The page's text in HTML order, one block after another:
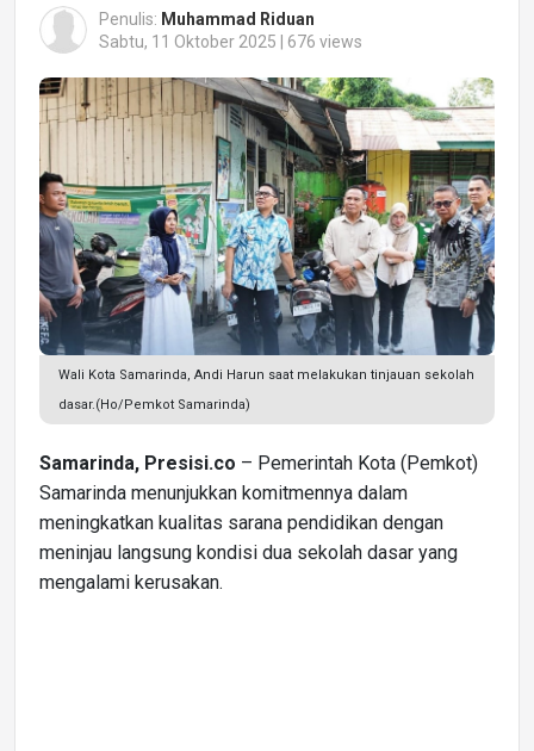
Penulis: Muhammad Riduan
Sabtu, 11 Oktober 2025 | 676 views
Wali Kota Samarinda, Andi Harun saat melakukan tinjauan sekolah
dasar.(Ho/Pemkot Samarinda)
Samarinda, Presisi.co – Pemerintah Kota (Pemkot)
Samarinda menunjukkan komitmennya dalam
meningkatkan kualitas sarana pendidikan dengan
meninjau langsung kondisi dua sekolah dasar yang
mengalami kerusakan.